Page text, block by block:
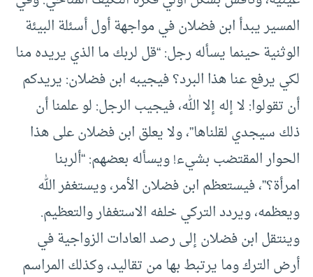
المسير يبدأ ابن فضلان في مواجهة أول أسئلة البيئة
الوثنية حينما يسأله رجل: “قل لربك ما الذي يريده منا
لكي يرفع عنا هذا البرد؟ فيجيبه ابن فضلان: يريدكم
أن تقولوا: لا إله إلا الله، فيجيب الرجل: لو علمنا أن
ذلك سيجدي لقلناها”، ولا يعلق ابن فضلان على هذا
الحوار المقتضب بشيء! ويسأله بعضهم: “ألربنا
امرأة؟”، فيستعظم ابن فضلان الأمر، ويستغفر الله
ويعظمه، ويردد التركي خلفه الاستغفار والتعظيم.
وينتقل ابن فضلان إلى رصد العادات الزواجية في
أرض الترك وما يرتبط بها من تقاليد، وكذلك المراسم